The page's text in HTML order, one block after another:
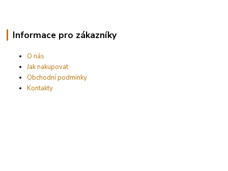
Informace pro zákazníky
O nás
Jak nakupovat
Obchodní podmínky
Kontakty